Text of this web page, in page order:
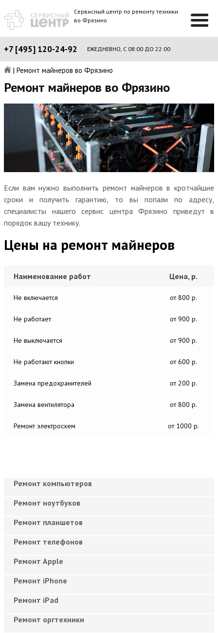
Сервисный центр по ремонту техники
во Фрязино
+7 [495] 120-24-92 ЕЖЕДНЕВНО, С 08:00 ДО 22:00
| Ремонт майнеров во Фрязино
Ремонт майнеров во Фрязино
Если вам нужно выполнить ремонт майнеров в кротчайшие
сроки и получить гарантию, то вы попали по адресу,
специалисты нашего сервис центра Фрязино приведут в
порядок вашу технику.
Цены на ремонт майнеров
Наименование работ Цена, р.
Не включается от 800 р.
Не работает от 900 р.
Не выключается от 900 р.
Не работают кнопки от 600 р.
Замена предохранителей от 200 р.
Замена вентилятора от 800 р.
Ремонт электросхем от 1000 р.
Ремонт компьютеров
Ремонт ноутбуков
Ремонт планшетов
Ремонт телефонов
Ремонт Apple
Ремонт iPhone
Ремонт iPad
Ремонт оргтехники